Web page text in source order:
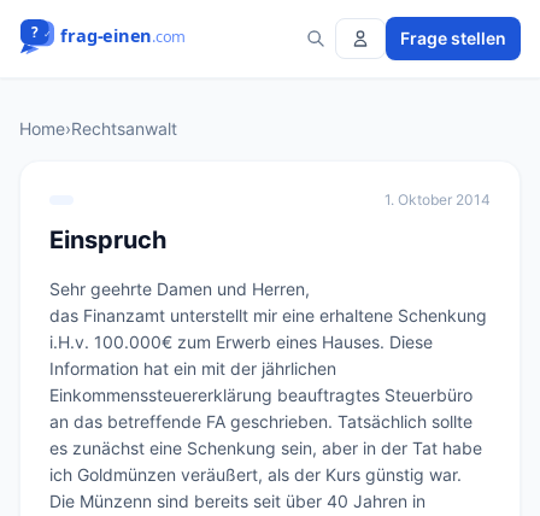
Frage stellen
Home›Rechtsanwalt
1. Oktober 2014
Einspruch
Sehr geehrte Damen und Herren,
das Finanzamt unterstellt mir eine erhaltene Schenkung
i.H.v. 100.000€ zum Erwerb eines Hauses. Diese
Information hat ein mit der jährlichen
Einkommenssteuererklärung beauftragtes Steuerbüro
an das betreffende FA geschrieben. Tatsächlich sollte
es zunächst eine Schenkung sein, aber in der Tat habe
ich Goldmünzen veräußert, als der Kurs günstig war.
Die Münzenn sind bereits seit über 40 Jahren in